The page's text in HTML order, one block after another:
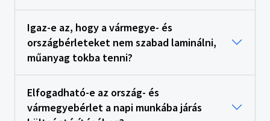
Igaz-e az, hogy a vármegye- és
országbérleteket nem szabad laminálni,
műanyag tokba tenni?
Elfogadható-e az ország- és
vármegyebérlet a napi munkába járás